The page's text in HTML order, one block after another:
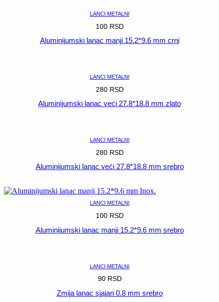
LANCI METALNI
100 RSD
Aluminijumski lanac manji 15.2*9.6 mm crni
LANCI METALNI
280 RSD
Aluminijumski lanac veći 27.8*18.8 mm zlato
LANCI METALNI
280 RSD
Aluminijumski lanac veći 27.8*18.8 mm srebro
LANCI METALNI
100 RSD
Aluminijumski lanac manji 15.2*9.6 mm srebro
LANCI METALNI
90 RSD
Zmija lanac sjajan 0.8 mm srebro